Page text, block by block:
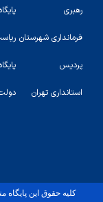
رهبری
فرمانداری شهرستان
پردیس
استانداری تهران
کلیه حقوق این پایگاه